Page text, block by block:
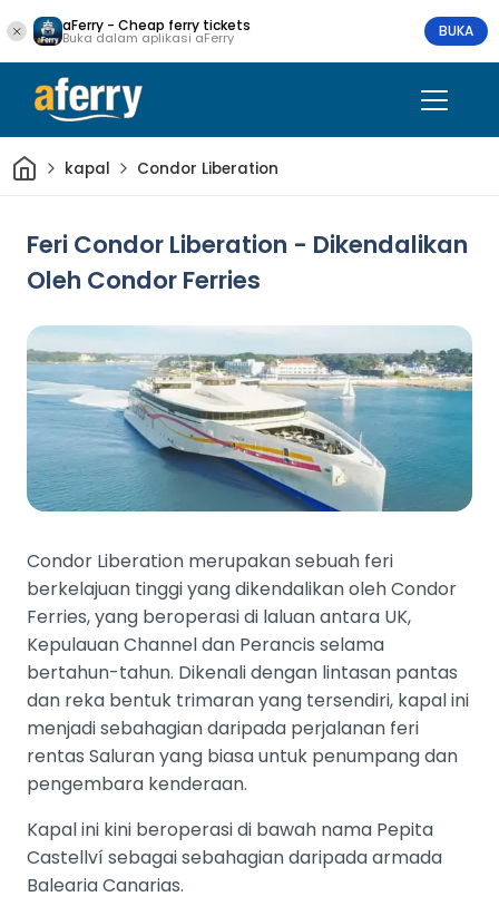
aFerry - Cheap ferry tickets
Buka dalam aplikasi aFerry BUKA
Rumah
kapal Condor Liberation
Feri Condor Liberation - Dikendalikan
Oleh Condor Ferries
Condor Liberation merupakan sebuah feri
berkelajuan tinggi yang dikendalikan oleh Condor
Ferries, yang beroperasi di laluan antara UK,
Kepulauan Channel dan Perancis selama
bertahun-tahun. Dikenali dengan lintasan pantas
dan reka bentuk trimaran yang tersendiri, kapal ini
menjadi sebahagian daripada perjalanan feri
rentas Saluran yang biasa untuk penumpang dan
pengembara kenderaan.
Kapal ini kini beroperasi di bawah nama Pepita
Castellví sebagai sebahagian daripada armada
Balearia Canarias.